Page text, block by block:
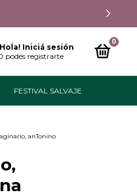
Iniciá sesión
podés registrarte
0
FESTIVAL SALVAJE
anTonino